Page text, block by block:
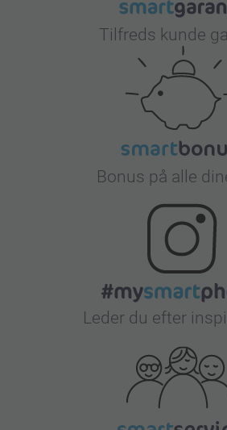
Tilfreds kunde
Bonus på alle
Leder du efter